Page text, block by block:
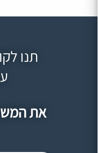
תנו
את